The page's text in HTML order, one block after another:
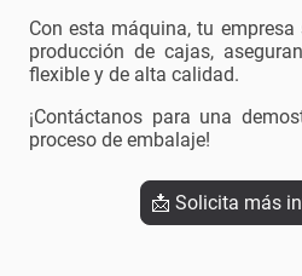
Con esta máquina, tu
producción de cajas,
flexible y de alta calidad.
¡Contáctanos para una
proceso de embalaje!
📩 Solicita más